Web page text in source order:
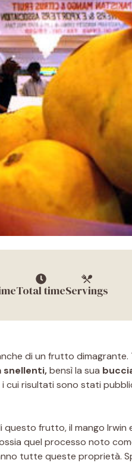
Total timeServings
di un frutto dimagrante.
snellenti,bensì la sua
i cui risultati sono stati
frutto, il mango Irwin
quel processo noto
tutte queste proprietà.